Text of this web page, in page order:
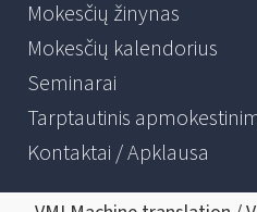
Mokesčių žinynas
Mokesčių kalendorius
Seminarai
Tarptautinis
Kontaktai / Apklausa